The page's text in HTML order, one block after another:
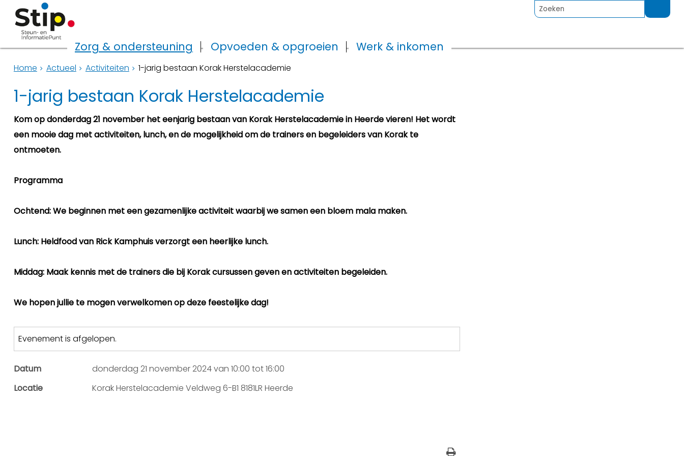
Zorg & ondersteuning Opvoeden & opgroeien Werk & inkomen
Home Actueel Activiteiten 1-jarig bestaan Korak Herstelacademie
1-jarig bestaan Korak Herstelacademie
Kom op donderdag 21 november het eenjarig bestaan van Korak Herstelacademie in Heerde vieren! Het wordt
een mooie dag met activiteiten, lunch, en de mogelijkheid om de trainers en begeleiders van Korak te
ontmoeten.
Programma
Ochtend: We beginnen met een gezamenlijke activiteit waarbij we samen een bloem mala maken.
Lunch: Heldfood van Rick Kamphuis verzorgt een heerlijke lunch.
Middag: Maak kennis met de trainers die bij Korak cursussen geven en activiteiten begeleiden.
We hopen jullie te mogen verwelkomen op deze feestelijke dag!
Evenement is afgelopen.
Datum
donderdag 21 november 2024 van 10:00 tot 16:00
Locatie
Korak Herstelacademie Veldweg 6-B1 8181LR Heerde